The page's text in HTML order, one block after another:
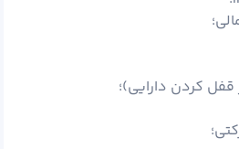
کردن دارایی)؛